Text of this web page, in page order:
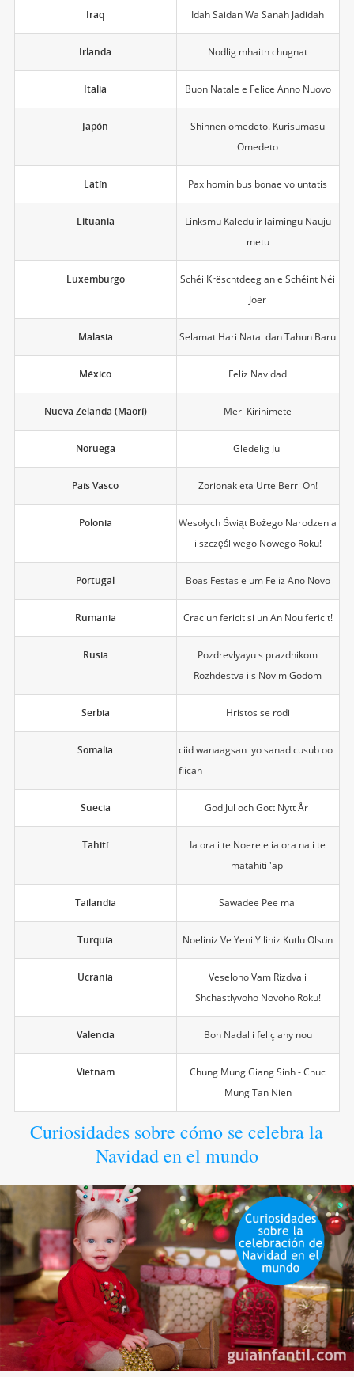
Iraq Idah Saidan Wa Sanah Jadidah
Irlanda Nodlig mhaith chugnat
Italia Buon Natale e Felice Anno Nuovo
Japón
Shinnen omedeto. Kurisumasu
Omedeto
Latín Pax hominibus bonae voluntatis
Lituania
Linksmu Kaledu ir laimingu Nauju
metu
Luxemburgo
Schéi Krëschtdeeg an e Schéint Néi
Joer
Malasia Selamat Hari Natal dan Tahun Baru
México Feliz Navidad
Nueva Zelanda (Maorí) Meri Kirihimete
Noruega Gledelig Jul
País Vasco Zorionak eta Urte Berri On!
Polonia
Wesołych Świąt Bożego Narodzenia
i szczęśliwego Nowego Roku!
Portugal Boas Festas e um Feliz Ano Novo
Rumania Craciun fericit si un An Nou fericit!
Rusia
Pozdrevlyayu s prazdnikom
Rozhdestva i s Novim Godom
Serbia Hristos se rodi
Somalia
ciid wanaagsan iyo sanad cusub oo
fiican
Suecia God Jul och Gott Nytt År
Tahití
Ia ora i te Noere e ia ora na i te
matahiti 'api
Tailandia Sawadee Pee mai
Turquía Noeliniz Ve Yeni Yiliniz Kutlu Olsun
Ucrania
Veseloho Vam Rizdva i
Shchastlyvoho Novoho Roku!
Valencia Bon Nadal i feliç any nou
Vietnam
Chung Mung Giang Sinh - Chuc
Mung Tan Nien
Curiosidades sobre cómo se celebra la
Navidad en el mundo